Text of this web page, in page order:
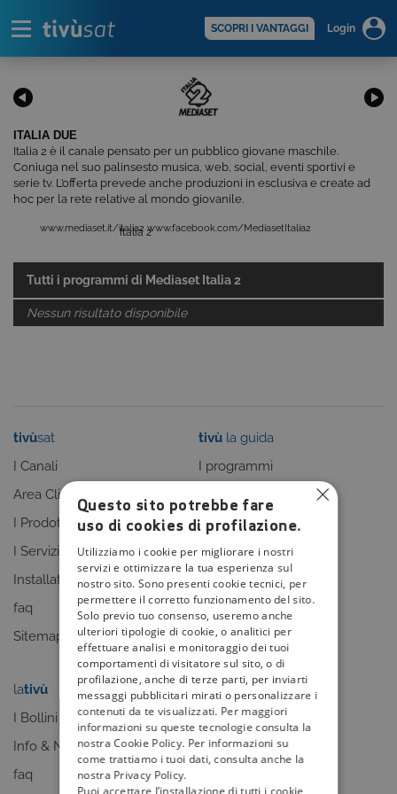
SCOPRI I VANTAGGI Login
ITALIA DUE
Italia 2 è il canale pensato per un pubblico giovane maschile.
Coniuga nel suo palinsesto musica, web, social, eventi sportivi e
serie tv. L’offerta prevede anche produzioni in esclusiva e create ad
hoc per la rete relative al mondo giovanile.
Italia 2
www.mediaset.it/italia2 www.facebook.com/MediasetItalia2
Tutti i programmi di Mediaset Italia 2
Nessun risultato disponibile
tivùsat
I Canali
Area Clienti
I Prodotti
I Servizi
Installatori
faq
Sitemap
tivù la guida
I programmi
La Guida +
faq
Sitemap
lativù
I Bollini
Info & News
faq
mytivù
Questo sito potrebbe fare
uso di cookies di profilazione.
Utilizziamo i cookie per migliorare i nostri
servizi e ottimizzare la tua esperienza sul
nostro sito. Sono presenti cookie tecnici, per
permettere il corretto funzionamento del sito.
Solo previo tuo consenso, useremo anche
ulteriori tipologie di cookie, o analitici per
effettuare analisi e monitoraggio dei tuoi
comportamenti di visitatore sul sito, o di
profilazione, anche di terze parti, per inviarti
messaggi pubblicitari mirati o personalizzare i
contenuti da te visualizzati. Per maggiori
informazioni su queste tecnologie consulta la
nostra Cookie Policy. Per informazioni su
come trattiamo i tuoi dati, consulta anche la
nostra Privacy Policy.
Puoi accettare l’installazione di tutti i cookie